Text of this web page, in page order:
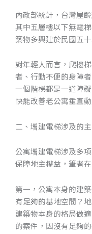
內政部統計，台灣屋
其中五層樓以下無電
築物多興建於民國五
對年輕人而言，爬樓
者、行動不便的身障
一個階梯都是一道障
快能改善老公寓垂直
二、增建電梯涉及的
公寓增建電梯涉及多
保障地主權益，筆者
第一，公寓本身的建
有足夠的基地空間？
建築物本身的格局做
的案件，因沒有足夠